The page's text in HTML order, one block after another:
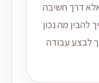
דרך חשיבה
להבין מה נכון
לבצע עבודה